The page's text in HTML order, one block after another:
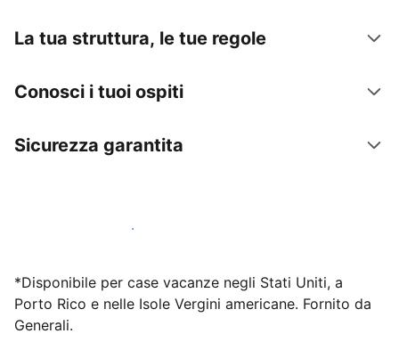
La tua struttura, le tue regole
Conosci i tuoi ospiti
Sicurezza garantita
Inizia subito a lavorare con noi
*Disponibile per case vacanze negli Stati Uniti, a
Porto Rico e nelle Isole Vergini americane. Fornito da
Generali.